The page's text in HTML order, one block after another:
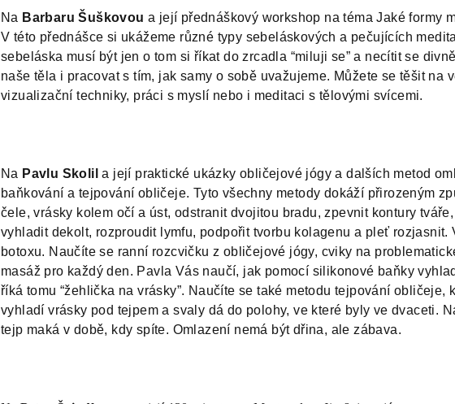
Na Barbaru Šuškovou a její přednáškový workshop na téma Jaké formy
V této přednášce si ukážeme různé typy sebeláskových a pečujících
sebeláska musí být jen o tom si říkat do zrcadla “miluji se” a necítit se
naše těla i pracovat s tím, jak samy o sobě uvažujeme. Můžete se těšit na
vizualizační techniky, práci s myslí nebo i meditaci s tělovými svícemi.
Na Pavlu Skolil a její praktické ukázky obličejové jógy a dalších metod
baňkování a tejpování obličeje. Tyto všechny metody dokáží přirozeným
čele, vrásky kolem očí a úst, odstranit dvojitou bradu, zpevnit kontury
vyhladit dekolt, rozproudit lymfu, podpořit tvorbu kolagenu a pleť rozjasnit.
botoxu. Naučíte se ranní rozcvičku z obličejové jógy, cviky na
masáž pro každý den. Pavla Vás naučí, jak pomocí silikonové baňky
říká tomu “žehlička na vrásky”. Naučíte se také metodu tejpování obličeje,
vyhladí vrásky pod tejpem a svaly dá do polohy, ve které byly ve dvaceti.
tejp maká v době, kdy spíte. Omlazení nemá být dřina, ale zábava.